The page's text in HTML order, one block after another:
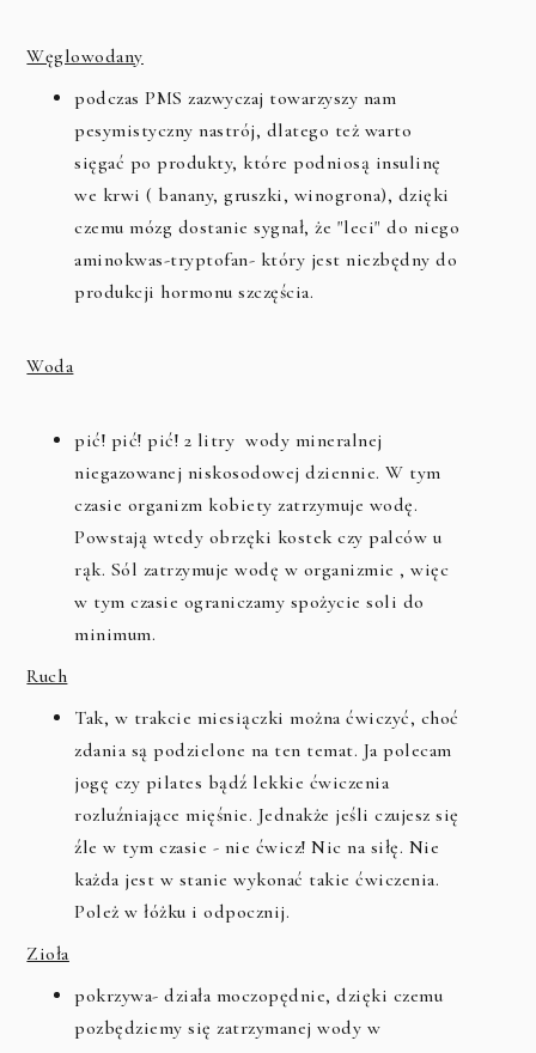
Węglowodany
podczas PMS zazwyczaj towarzyszy nam
pesymistyczny nastrój, dlatego też warto
sięgać po produkty, które podniosą insulinę
we krwi ( banany, gruszki, winogrona), dzięki
czemu mózg dostanie sygnał, że "leci" do niego
aminokwas-tryptofan- który jest niezbędny do
produkcji hormonu szczęścia.
Woda
pić! pić! pić! 2 litry wody mineralnej
niegazowanej niskosodowej dziennie. W tym
czasie organizm kobiety zatrzymuje wodę.
Powstają wtedy obrzęki kostek czy palców u
rąk. Sól zatrzymuje wodę w organizmie , więc
w tym czasie ograniczamy spożycie soli do
minimum.
Ruch
Tak, w trakcie miesiączki można ćwiczyć, choć
zdania są podzielone na ten temat. Ja polecam
jogę czy pilates bądź lekkie ćwiczenia
rozluźniające mięśnie. Jednakże jeśli czujesz się
źle w tym czasie - nie ćwicz! Nic na siłę. Nie
każda jest w stanie wykonać takie ćwiczenia.
Poleż w łóżku i odpocznij.
Zioła
pokrzywa- działa moczopędnie, dzięki czemu
pozbędziemy się zatrzymanej wody w